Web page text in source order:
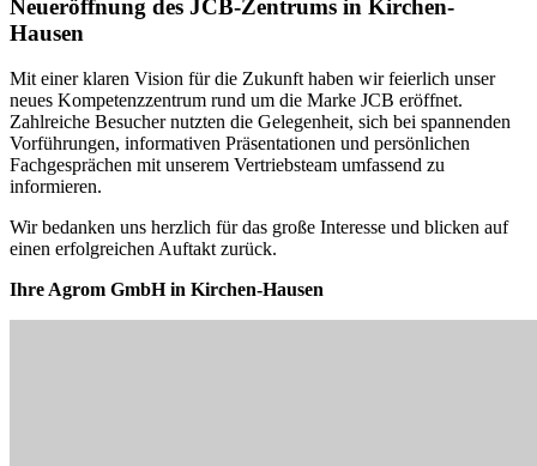
Neueröffnung des JCB-Zentrums in Kirchen-
Hausen
Mit einer klaren Vision für die Zukunft haben wir feierlich unser
neues Kompetenzzentrum rund um die Marke JCB eröffnet.
Zahlreiche Besucher nutzten die Gelegenheit, sich bei spannenden
Vorführungen, informativen Präsentationen und persönlichen
Fachgesprächen mit unserem Vertriebsteam umfassend zu
informieren.
Wir bedanken uns herzlich für das große Interesse und blicken auf
einen erfolgreichen Auftakt zurück.
Ihre Agrom GmbH in Kirchen-Hausen